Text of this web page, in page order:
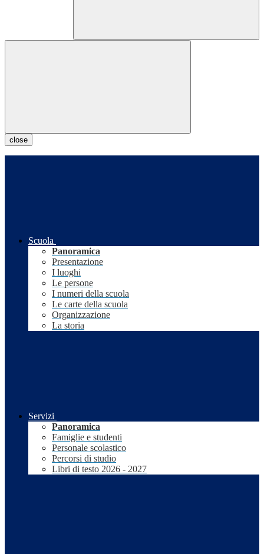
close
Scuola
Panoramica
Presentazione
I luoghi
Le persone
I numeri della scuola
Le carte della scuola
Organizzazione
La storia
Servizi
Panoramica
Famiglie e studenti
Personale scolastico
Percorsi di studio
Libri di testo 2026 - 2027